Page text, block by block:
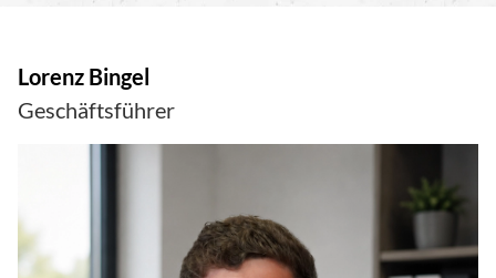
Lorenz Bingel
Geschäftsführer